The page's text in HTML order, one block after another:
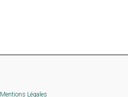
Mentions Légales